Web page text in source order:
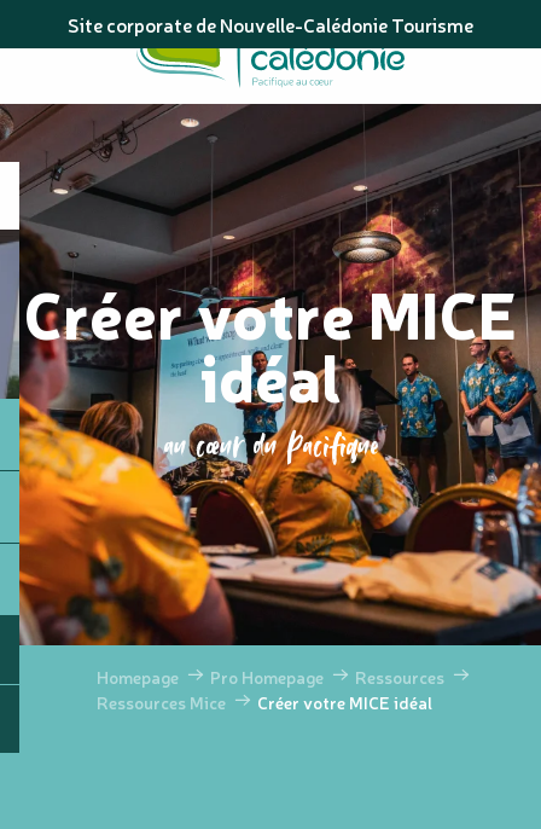
au
principal
Site corporate de Nouvelle-Calédonie Tourisme
Créer votre MICE
idéal
au cœur du Pacifique
Homepage Pro Homepage
Ressources
Ressources Mice
Créer votre MICE idéal